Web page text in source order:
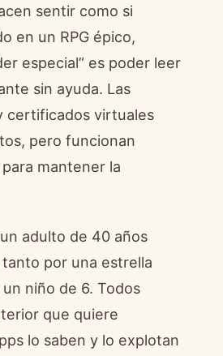
sentir como si
en un RPG épico,
especial” es poder leer
sin ayuda. Las
certificados virtuales
pero funcionan
mantener la
adulto de 40 años
por una estrella
niño de 6. Todos
que quiere
lo saben y lo explotan